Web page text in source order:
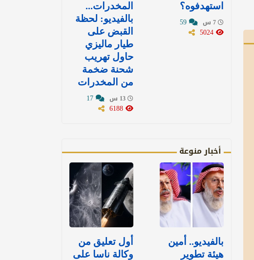
استهدفوه؟
المخدرات...
بالفيديو: لحظة
القبض على
طيار ماليزي
حاول تهريب
شحنة ضخمة
من المخدرات
أخبار منوعة
بالفيديو.. أمين
هيئة تطوير
أول تعليق من
وكالة ناسا على